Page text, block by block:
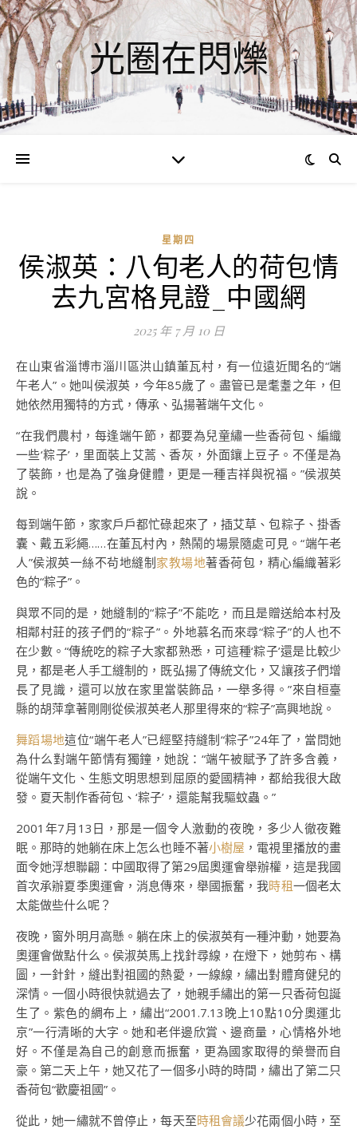
光圈在閃爍
星期四
侯淑英：八旬老人的荷包情
去九宮格見證_中國網
2025 年 7 月 10 日
在山東省淄博市淄川區洪山鎮董瓦村，有一位遠近聞名的“端
午老人”。她叫侯淑英，今年85歲了。盡管已是耄耋之年，但
她依然用獨特的方式，傳承、弘揚著端午文化。
“在我們農村，每逢端午節，都要為兒童繡一些香荷包、編織
一些‘粽子’，里面裝上艾蒿、香灰，外面鑲上豆子。不僅是為
了裝飾，也是為了強身健體，更是一種吉祥與祝福。”侯淑英
說。
每到端午節，家家戶戶都忙碌起來了，插艾草、包粽子、掛香
囊、戴五彩繩……在董瓦村內，熱鬧的場景隨處可見。“端午老
人”侯淑英一絲不茍地縫制家教場地著香荷包，精心編織著彩
色的“粽子”。
與眾不同的是，她縫制的“粽子”不能吃，而且是贈送給本村及
相鄰村莊的孩子們的“粽子”。外地慕名而來尋“粽子”的人也不
在少數。“傳統吃的粽子大家都熟悉，可這種‘粽子’還是比較少
見，都是老人手工縫制的，既弘揚了傳統文化，又讓孩子們增
長了見識，還可以放在家里當裝飾品，一舉多得。”來自桓臺
縣的胡萍拿著剛剛從侯淑英老人那里得來的“粽子”高興地說。
舞蹈場地這位“端午老人”已經堅持縫制“粽子”24年了，當問她
為什么對端午節情有獨鐘，她說：“端午被賦予了許多含義，
從端午文化、生態文明思想到屈原的愛國精神，都給我很大啟
發。夏天制作香荷包、‘粽子’，還能幫我驅蚊蟲。”
2001年7月13日，那是一個令人激動的夜晚，多少人徹夜難
眠。那時的她躺在床上怎么也睡不著小樹屋 ，電視里播放的畫
面令她浮想聯翩：中國取得了第29屆奧運會舉辦權，這是我國
首次承辦夏季奧運會，消息傳來，舉國振奮，我時租一個老太
太能做些什么呢？
夜晚，窗外明月高懸。躺在床上的侯淑英有一種沖動，她要為
奧運會做點什么。侯淑英馬上找針尋線，在燈下，她剪布、構
圖，一針針，縫出對祖國的熱愛，一線線，繡出對體育健兒的
深情。一個小時很快就過去了，她親手繡出的第一只香荷包誕
生了。紫色的綢布上，繡出“2001.7.13晚上10點10分奧運北
京”一行清晰的大字。她和老伴邊欣賞、邊商量，心情格外地
好。不僅是為自己的創意而振奮，更為國家取得的榮譽而自
豪。第二天上午，她又花了一個多小時的時間，繡出了第二只
香荷包“歡慶祖國”。
從此，她一繡就不曾停止，每天至時租會議少花兩個小時，至